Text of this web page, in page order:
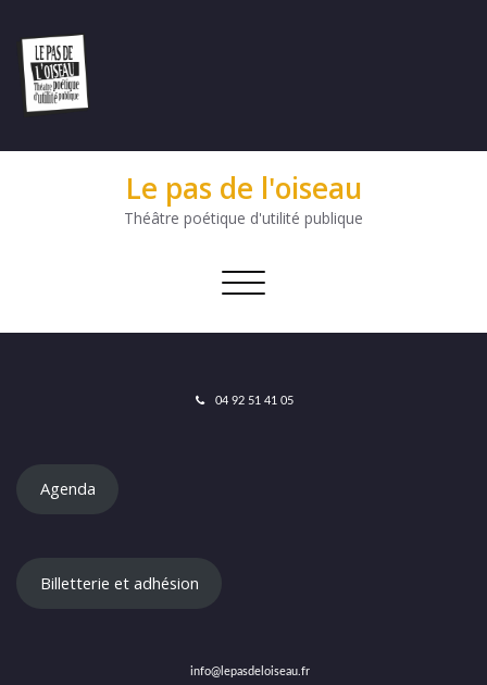
Le pas de l'oiseau
Théâtre poétique d'utilité publique
Afficher/masquer
navigation
04 92 51 41 05
Agenda
Billetterie et adhésion
info@lepasdeloiseau.fr